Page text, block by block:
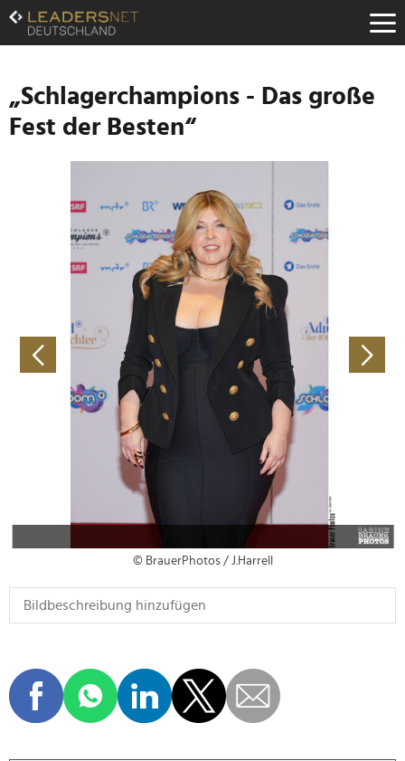
Zum
Inhalt
Zur
Navigation
Zur
Hauptnavigation
„Schlagerchampions - Das große
Fest der Besten“
© BrauerPhotos / J.Harrell